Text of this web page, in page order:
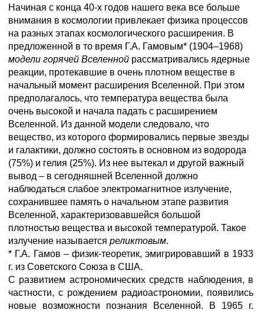
Начиная с конца 40-х годов нашего века все больше
внимания в космологии привлекает физика процессов
на разных этапах космологического расширения. В
предложенной в то время Г.А. Гамовым* (1904–1968)
модели горячей Вселенной рассматривались ядерные
реакции, протекавшие в очень плотном веществе в
начальный момент расширения Вселенной. При этом
предполагалось, что температура вещества была
очень высокой и начала падать с расширением
Вселенной. Из данной модели следовало, что
вещество, из которого формировались первые звезды
и галактики, должно состоять в основном из водорода
(75%) и гелия (25%). Из нее вытекал и другой важный
вывод – в сегодняшней Вселенной должно
наблюдаться слабое электромагнитное излучение,
сохранившее память о начальном этапе развития
Вселенной, характеризовавшейся большой
плотностью вещества и высокой температурой. Такое
излучение называется реликтовым.
* Г.А. Гамов – физик-теоретик, эмигрировавший в 1933
г. из Советского Союза в США.
С развитием астрономических средств наблюдения, в
частности, с рождением радиоастрономии, появились
новые возможности познания Вселенной. В 1965 г.